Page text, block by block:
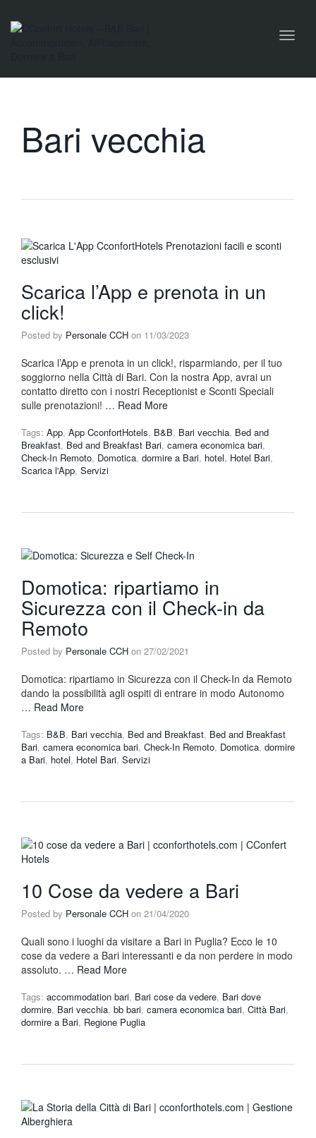
Toggle
Bari vecchia
Scarica l’App e prenota in un
click!
Posted by Personale CCH on 11/03/2023
Scarica l’App e prenota in un click!, risparmiando, per il tuo
soggiorno nella Città di Bari. Con la nostra App, avrai un
contatto diretto con i nostri Receptionist e Sconti Speciali
sulle prenotazioni! … Read More
Tags: App, App CconfortHotels, B&B, Bari vecchia, Bed and
Breakfast, Bed and Breakfast Bari, camera economica bari,
Check-In Remoto, Domotica, dormire a Bari, hotel, Hotel Bari,
Scarica l'App, Servizi
Domotica: ripartiamo in
Sicurezza con il Check-in da
Remoto
Posted by Personale CCH on 27/02/2021
Domotica: ripartiamo in Sicurezza con il Check-In da Remoto
dando la possibilità agli ospiti di entrare in modo Autonomo
… Read More
Tags: B&B, Bari vecchia, Bed and Breakfast, Bed and Breakfast
Bari, camera economica bari, Check-In Remoto, Domotica, dormire
a Bari, hotel, Hotel Bari, Servizi
10 Cose da vedere a Bari
Posted by Personale CCH on 21/04/2020
Quali sono i luoghi da visitare a Bari in Puglia? Ecco le 10
cose da vedere a Bari interessanti e da non perdere in modo
assoluto. … Read More
Tags: accommodation bari, Bari cose da vedere, Bari dove
dormire, Bari vecchia, bb bari, camera economica bari, Città Bari,
dormire a Bari, Regione Puglia